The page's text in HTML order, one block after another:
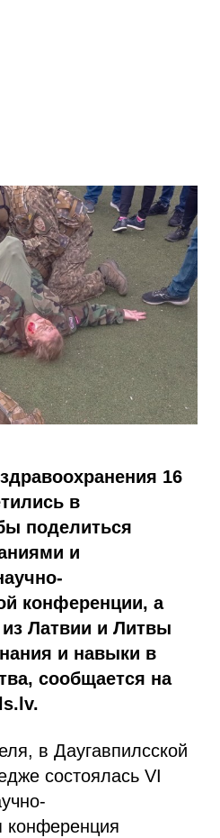
16
в
поделиться
и
конференции, а
Латвии и Литвы
и навыки в
сообщается на
в Даугавпилсской
состоялась VI
конференция